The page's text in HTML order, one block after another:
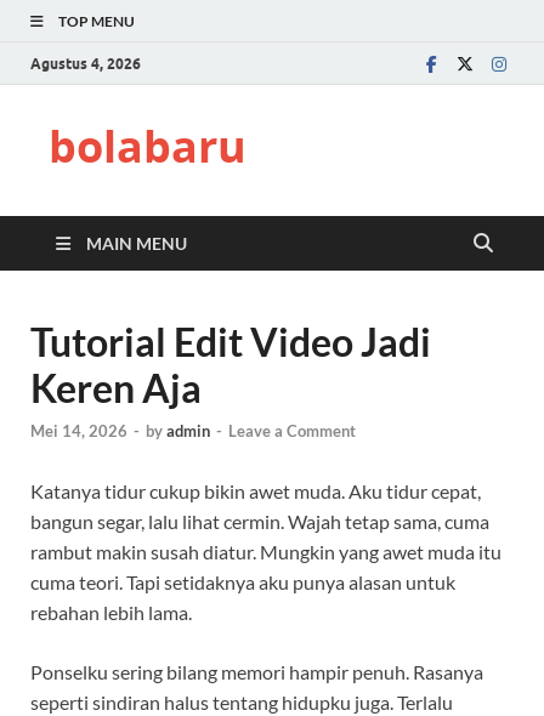
TOP MENU
Agustus 4, 2026
bolabaru
MAIN MENU
Tutorial Edit Video Jadi
Keren Aja
Mei 14, 2026 - byadmin - Leave a Comment
Katanya tidur cukup bikin awet muda. Aku tidur cepat,
bangun segar, lalu lihat cermin. Wajah tetap sama, cuma
rambut makin susah diatur. Mungkin yang awet muda itu
cuma teori. Tapi setidaknya aku punya alasan untuk
rebahan lebih lama.
Ponselku sering bilang memori hampir penuh. Rasanya
seperti sindiran halus tentang hidupku juga. Terlalu